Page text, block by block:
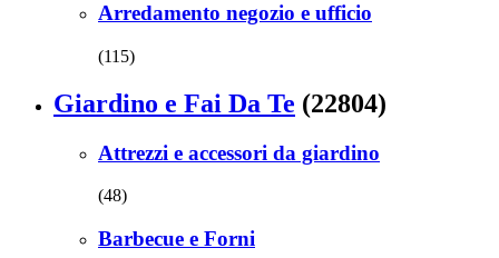
Arredamento negozio e ufficio
(115)
Giardino e Fai Da Te (22804)
Attrezzi e accessori da giardino
(48)
Barbecue e Forni